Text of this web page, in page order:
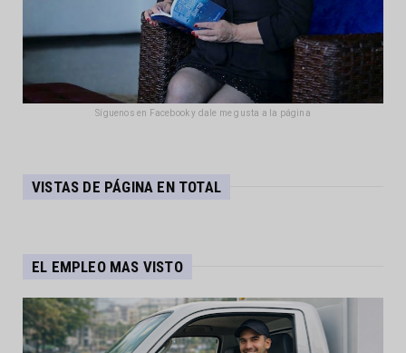
Síguenos en Facebook y dale me gusta a la página
VISTAS DE PÁGINA EN TOTAL
EL EMPLEO MAS VISTO